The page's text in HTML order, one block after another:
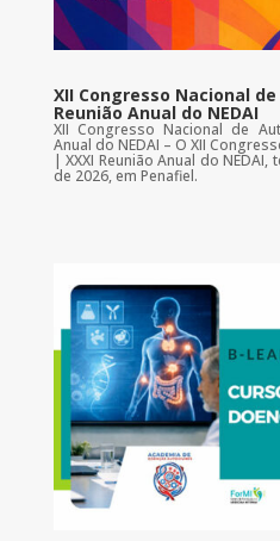
XII Congresso Nacional
Reunião Anual do NEDAI
XII Congresso Nacional de
Anual do NEDAI – O XII
| XXXI Reunião Anual do
de 2026, em Penafiel.